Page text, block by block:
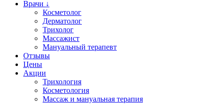
Врачи ↓
Косметолог
Дерматолог
Трихолог
Массажист
Мануальный терапевт
Отзывы
Цены
Акции
Трихология
Косметология
Массаж и мануальная терапия